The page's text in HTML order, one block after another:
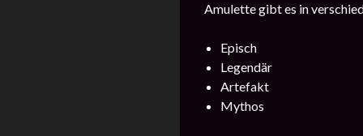
Amulette gibt es in
Episch
Legendär
Artefakt
Mythos